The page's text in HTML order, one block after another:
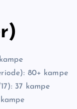
80+ kampe
37 kampe